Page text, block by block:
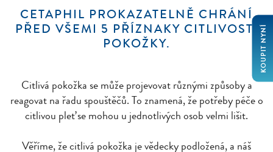
CETAPHIL PROKAZATELNĚ CHRÁNÍ
PŘED VŠEMI 5 PŘÍZNAKY CITLIVOSTI
POKOŽKY.
Citlivá pokožka se může projevovat různými způsoby a
reagovat na řadu spouštěčů. To znamená, že potřeby péče o
citlivou pleť se mohou u jednotlivých osob velmi lišit.
Věříme, že citlivá pokožka je vědecky podložená, a náš
KOUPIT NYNÍ